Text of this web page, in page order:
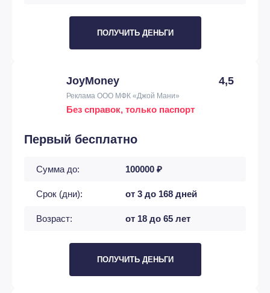
ПОЛУЧИТЬ ДЕНЬГИ
JoyMoney 4,5
Реклама ООО МФК «Джой Мани»
Без справок, только паспорт
Первый бесплатно
Сумма до: 100000 ₽
Срок (дни): от 3 до 168 дней
Возраст: от 18 до 65 лет
ПОЛУЧИТЬ ДЕНЬГИ